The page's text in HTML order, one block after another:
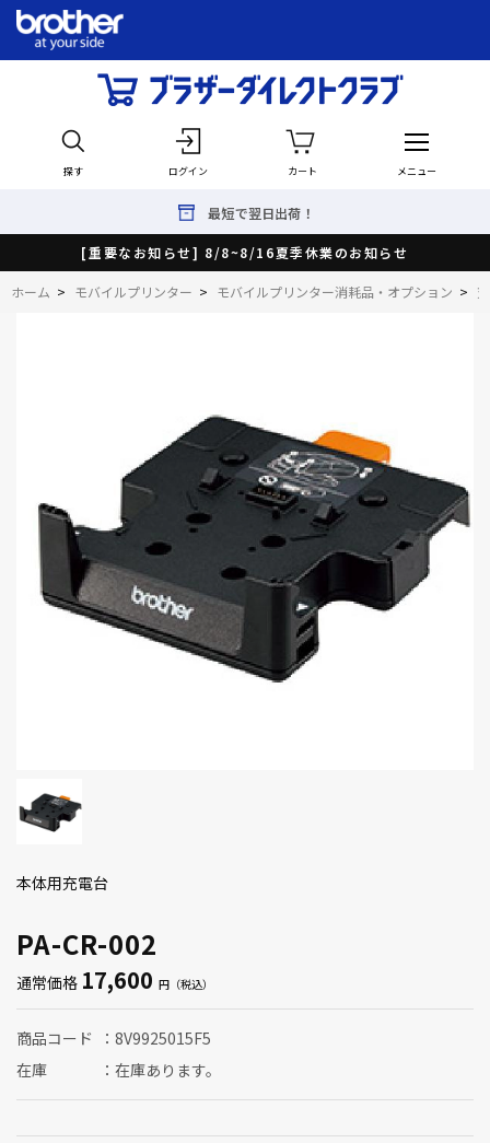
探す ログイン カート メニュー
最短で翌日出荷！
[重要なお知らせ] 8/8~8/16夏季休業のお知らせ
ホーム > モバイルプリンター > モバイルプリンター消耗品・オプション >
PA-CR-002
本体用充電台
通常価格 17,600
商品コード
8V9925015F5
在庫
在庫あります。